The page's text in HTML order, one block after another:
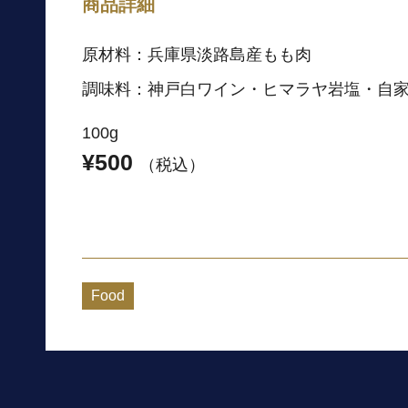
商品詳細
原材料：兵庫県淡路島産もも肉
調味料：神戸白ワイン・ヒマラヤ岩塩・自
100g
¥500 （税込）
Food